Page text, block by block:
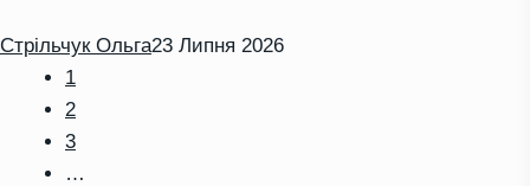
Стрільчук Ольга23 Липня 2026
1
2
3
…